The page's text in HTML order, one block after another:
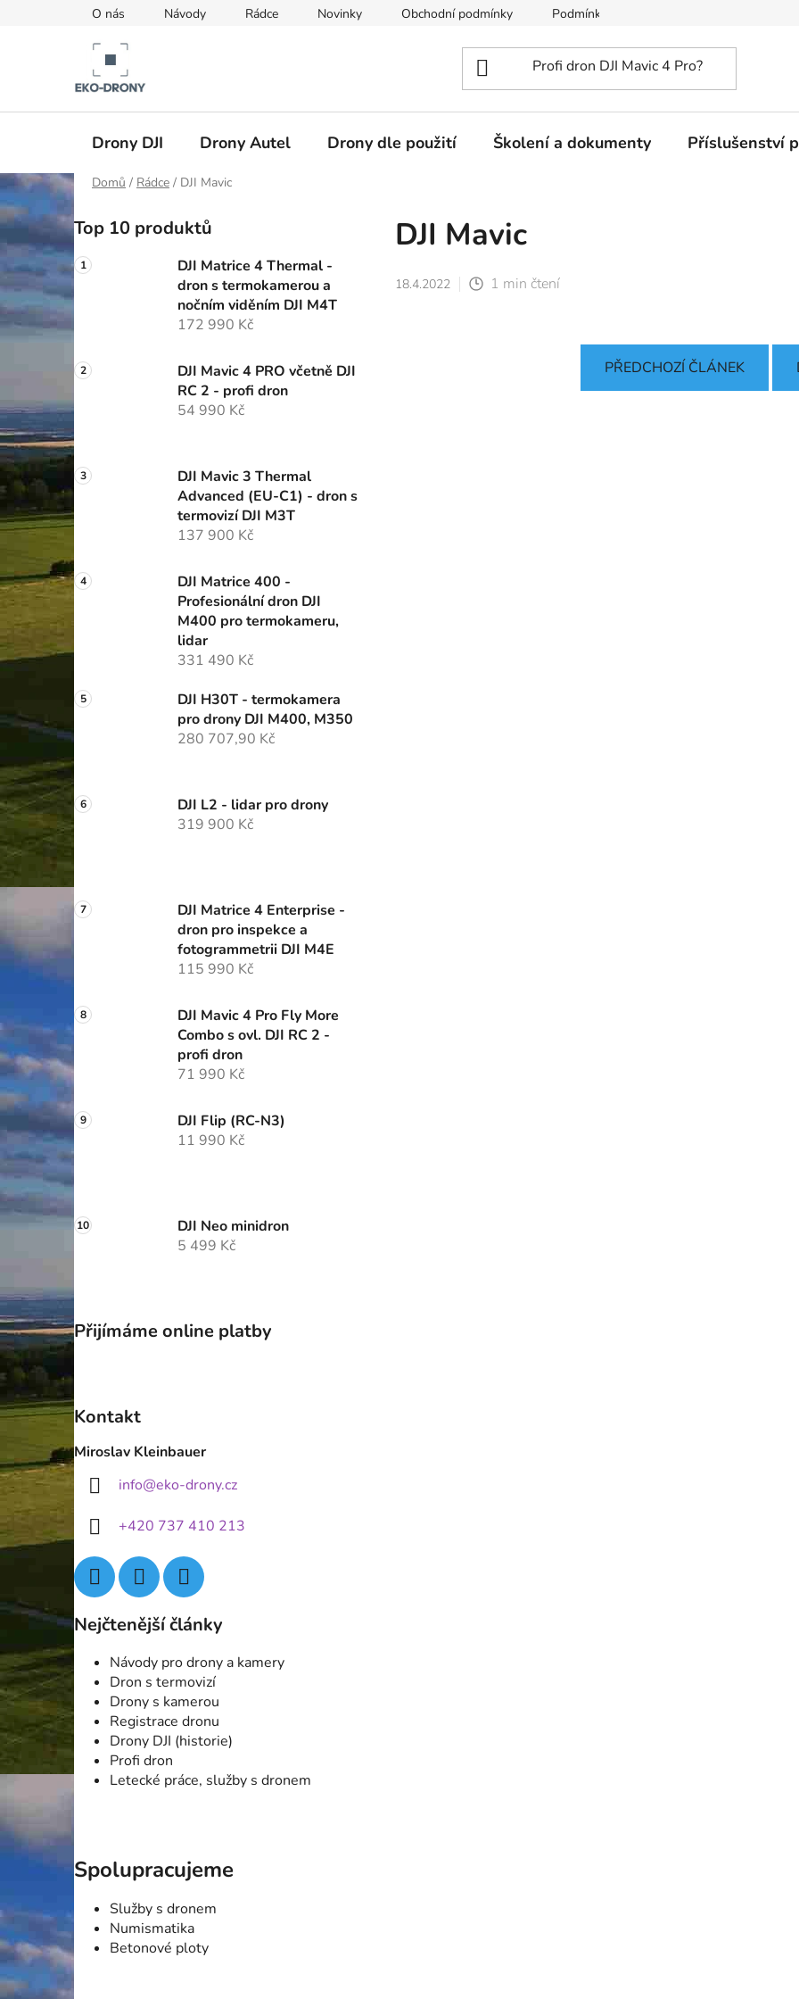
O nás Návody Rádce Novinky Obchodní podmínky Podmínky ochrany osobních údajů
Drony DJI Drony Autel Drony dle použití Školení a dokumenty Příslušenství
Domů / Rádce / DJI Mavic
P
o
s
t
r
a
n
í
p
a
n
e
l
Top 10 produktů
DJI Matrice 4 Thermal -
dron s termokamerou a
nočním viděním DJI M4T
172 990 Kč
DJI Mavic 4 PRO včetně DJI
RC 2 - profi dron
54 990 Kč
DJI Mavic 3 Thermal
Advanced (EU-C1) - dron s
termovizí DJI M3T
137 900 Kč
DJI Matrice 400 -
Profesionální dron DJI
M400 pro termokameru,
lidar
331 490 Kč
DJI H30T - termokamera
pro drony DJI M400, M350
280 707,90 Kč
DJI L2 - lidar pro drony
319 900 Kč
DJI Matrice 4 Enterprise -
dron pro inspekce a
fotogrammetrii DJI M4E
115 990 Kč
DJI Mavic 4 Pro Fly More
Combo s ovl. DJI RC 2 -
profi dron
71 990 Kč
DJI Flip (RC-N3)
11 990 Kč
DJI Neo minidron
5 499 Kč
Přijímáme online platby
Kontakt
Miroslav Kleinbauer
info@eko-drony.cz
+420 737 410 213
Nejčtenější články
Návody pro drony a kamery
Dron s termovizí
Drony s kamerou
Registrace dronu
Drony DJI (historie)
Profi dron
Letecké práce, služby s dronem
Spolupracujeme
Služby s dronem
Numismatika
Betonové ploty
DJI Mavic
18.4.2022 1 min čtení
PŘEDCHOZÍ ČLÁNEK